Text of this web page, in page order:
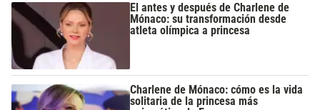
El antes y después de Charlene de
Mónaco: su transformación desde
atleta olímpica a princesa
Charlene de Mónaco: cómo es la vida
solitaria de la princesa más